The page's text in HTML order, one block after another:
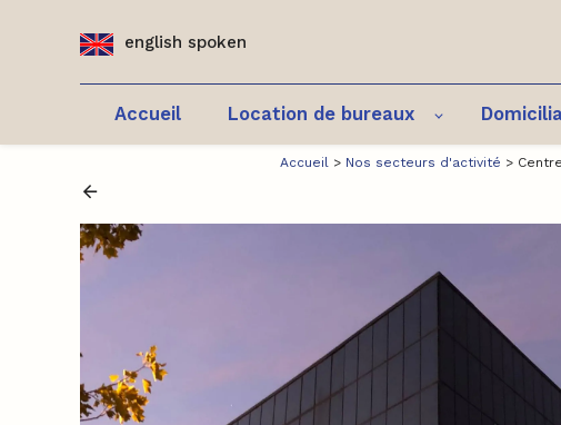
english spoken
Accueil Location de bureaux
Accueil > Nos secteurs d'activité >